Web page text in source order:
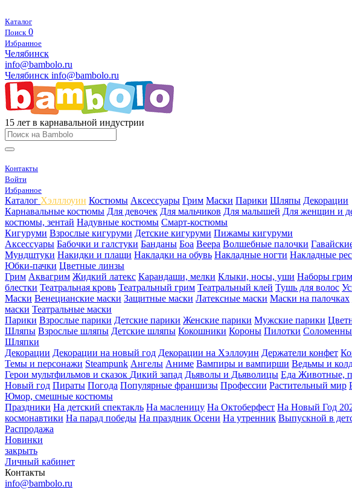
Каталог
Поиск 0
Избранное
Челябинск
info@bambolo.ru
Челябинск info@bambolo.ru
15 лет в карнавальной индустрии
Контакты
Войти
Избранное
Каталог Хэлллоуин Костюмы Аксессуары Грим Маски Парики Шляпы Декорации
Карнавальные костюмы Для девочек Для мальчиков Для малышей Для женщин и
костюмы, зентай Надувные костюмы Смарт-костюмы
Кигуруми Взрослые кигуруми Детские кигуруми Пижамы кигуруми
Аксессуары Бабочки и галстуки Банданы Боа Веера Волшебные палочки
Мундштуки Накидки и плащи Накладки на обувь Накладные ногти Накладные
Юбки-пачки Цветные линзы
Грим Аквагрим Жидкий латекс Карандаши, мелки Клыки, носы, уши Наборы
блестки Театральная кровь Театральный грим Театральный клей Тушь для волос
Маски Венецианские маски Защитные маски Латексные маски Маски на палочках
маски Театральные маски
Парики Взрослые парики Детские парики Женские парики Мужские парики
Шляпы Взрослые шляпы Детские шляпы Кокошники Короны Пилотки
Шляпки
Декорации Декорации на новый год Декорации на Хэллоуин Держатели конфет
Темы и персонажи Steampunk Ангелы Аниме Вампиры и вампирши Ведьмы и
Герои мультфильмов и сказок Дикий запад Дьяволы и Дьяволицы Еда Животные,
Новый год Пираты Погода Популярные франшизы Профессии Растительный мир
Юмор, смешные костюмы
Праздники На детский спектакль На масленицу На Октоберфест На Новый Год
космонавтики На парад победы На праздник Осени На утренник Выпускной в
Распродажа
Новинки
закрыть
Личный кабинет
Контакты
info@bambolo.ru